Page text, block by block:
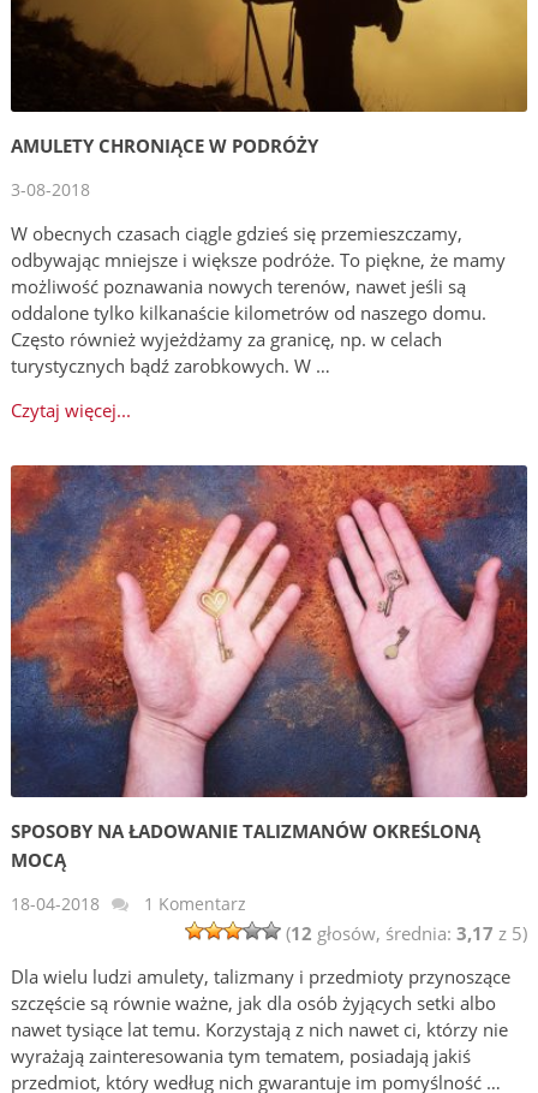
AMULETY CHRONIĄCE W PODRÓŻY
3-08-2018
W obecnych czasach ciągle gdzieś się przemieszczamy,
odbywając mniejsze i większe podróże. To piękne, że mamy
możliwość poznawania nowych terenów, nawet jeśli są
oddalone tylko kilkanaście kilometrów od naszego domu.
Często również wyjeżdżamy za granicę, np. w celach
turystycznych bądź zarobkowych. W …
Czytaj więcej...
SPOSOBY NA ŁADOWANIE TALIZMANÓW OKREŚLONĄ
MOCĄ
18-04-2018 1 Komentarz
(12 głosów, średnia: 3,17 z 5)
Dla wielu ludzi amulety, talizmany i przedmioty przynoszące
szczęście są równie ważne, jak dla osób żyjących setki albo
nawet tysiące lat temu. Korzystają z nich nawet ci, którzy nie
wyrażają zainteresowania tym tematem, posiadają jakiś
przedmiot, który według nich gwarantuje im pomyślność …